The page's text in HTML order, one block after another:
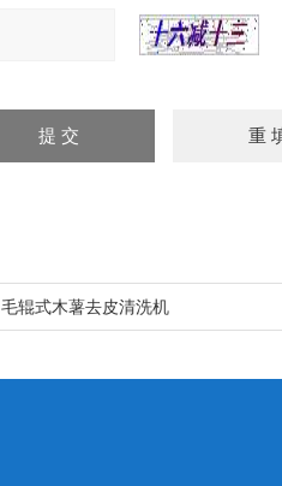
毛辊式木薯去皮清洗机